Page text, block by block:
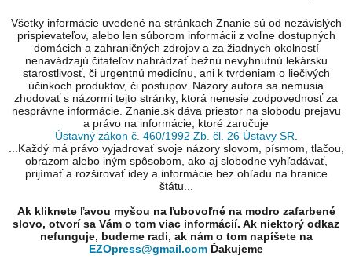
Všetky informácie uvedené na stránkach Znanie sú od nezávislých
prispievateľov, alebo len súborom informácii z voľne dostupných
domácich a zahraničných zdrojov a za žiadnych okolností
nenavádzajú čitateľov nahrádzať bežnú nevyhnutnú lekársku
starostlivosť, či urgentnú medicínu, ani k tvrdeniam o liečivých
účinkoch produktov, či postupov. Názory autora sa nemusia
zhodovať s názormi tejto stránky, ktorá nenesie zodpovednosť za
nesprávne informácie. Znanie.sk dáva priestor na slobodu prejavu
a právo na informácie, ktoré zaručuje
Ústavný zákon č. 460/1992 Zb. čl. 26 Ústavy SR
...Každý má právo vyjadrovať svoje názory slovom, písmom, tlačou,
obrazom alebo iným spôsobom, ako aj slobodne vyhľadávať,
prijímať a rozširovať idey a informácie bez ohľadu na hranice
štátu...
Ak kliknete ľavou myšou na ľubovoľné na modro zafarbené
slovo, otvorí sa Vám o tom viac informácií. Ak niektorý odkaz
nefunguje, budeme radi, ak nám o tom napíšete na
EZOpress@gmail.com Ďakujeme